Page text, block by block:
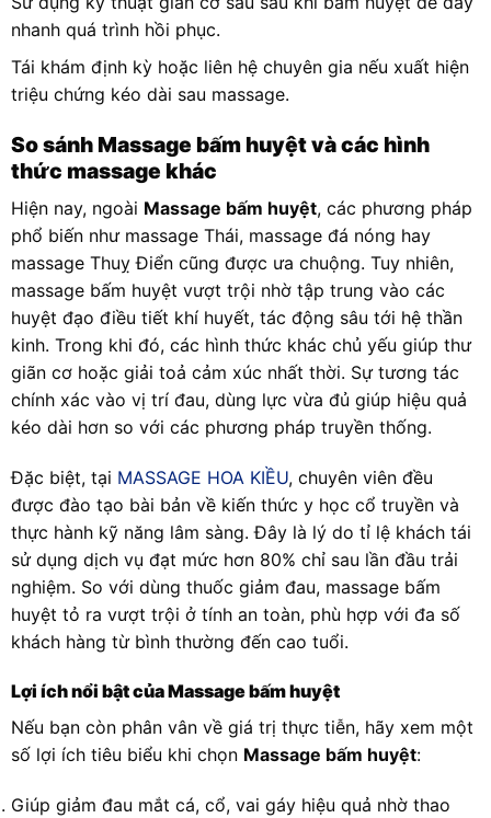
nhanh quá trình hồi phục.
Tái khám định kỳ hoặc liên hệ chuyên gia nếu xuất hiện
triệu chứng kéo dài sau massage.
So sánh Massage bấm huyệt và các hình
thức massage khác
Hiện nay, ngoài Massage bấm huyệt, các phương pháp
phổ biến như massage Thái, massage đá nóng hay
massage Thuỵ Điển cũng được ưa chuộng. Tuy nhiên,
massage bấm huyệt vượt trội nhờ tập trung vào các
huyệt đạo điều tiết khí huyết, tác động sâu tới hệ thần
kinh. Trong khi đó, các hình thức khác chủ yếu giúp thư
giãn cơ hoặc giải toả cảm xúc nhất thời. Sự tương tác
chính xác vào vị trí đau, dùng lực vừa đủ giúp hiệu quả
kéo dài hơn so với các phương pháp truyền thống.
Đặc biệt, tại MASSAGE HOA KIỀU, chuyên viên đều
được đào tạo bài bản về kiến thức y học cổ truyền và
thực hành kỹ năng lâm sàng. Đây là lý do tỉ lệ khách tái
sử dụng dịch vụ đạt mức hơn 80% chỉ sau lần đầu trải
nghiệm. So với dùng thuốc giảm đau, massage bấm
huyệt tỏ ra vượt trội ở tính an toàn, phù hợp với đa số
khách hàng từ bình thường đến cao tuổi.
Lợi ích nổi bật của Massage bấm huyệt
Nếu bạn còn phân vân về giá trị thực tiễn, hãy xem một
số lợi ích tiêu biểu khi chọn Massage bấm huyệt:
Giúp giảm đau mắt cá, cổ, vai gáy hiệu quả nhờ thao